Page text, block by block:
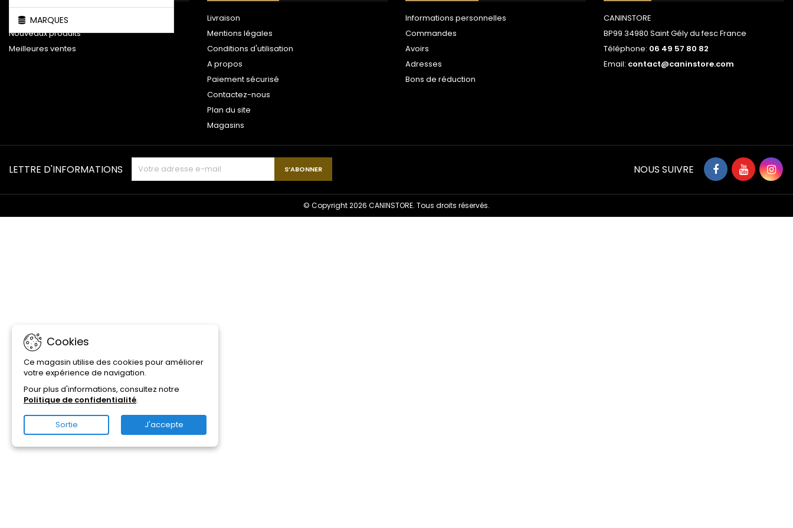
MARQUES
Promotions
Nouveaux produits
Meilleures ventes
Livraison
Mentions légales
Conditions d'utilisation
A propos
Paiement sécurisé
Contactez-nous
Plan du site
Magasins
Informations personnelles
Commandes
Avoirs
Adresses
Bons de réduction
CANINSTORE
BP99 34980 Saint Gély du fesc France
Téléphone: 06 49 57 80 82
Email: contact@caninstore.com
Cookies
Ce magasin utilise des cookies pour améliorer
votre expérience de navigation.
Pour plus d'informations, consultez notre
Politique de confidentialité.
Sortie J'accepte
LETTRE D'INFORMATIONS NOUS SUIVRE
© Copyright 2026 CANINSTORE. Tous droits réservés.